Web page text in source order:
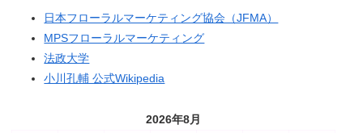
日本フローラルマーケティング協会（JFMA）
MPSフローラルマーケティング
法政大学
小川孔輔 公式Wikipedia
2026年8月